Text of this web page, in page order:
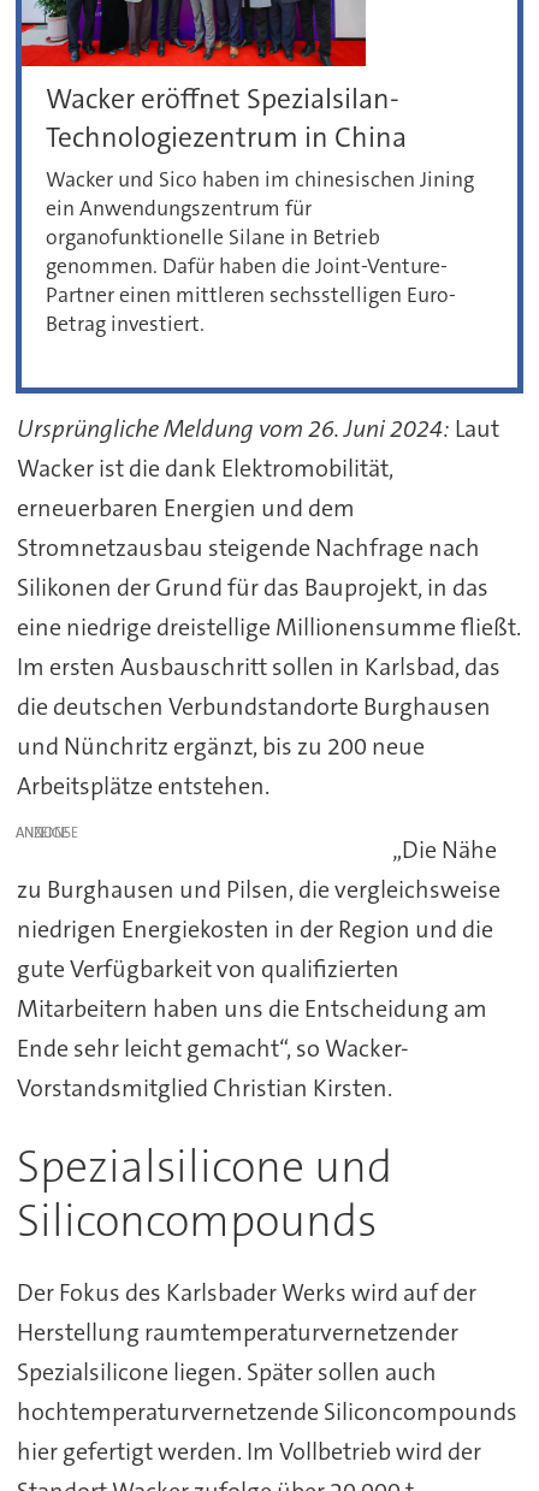
Wacker eröffnet Spezialsilan-
Technologiezentrum in China
Wacker und Sico haben im chinesischen Jining
ein Anwendungszentrum für
organofunktionelle Silane in Betrieb
genommen. Dafür haben die Joint-Venture-
Partner einen mittleren sechsstelligen Euro-
Betrag investiert.
Ursprüngliche Meldung vom 26. Juni 2024: Laut
Wacker ist die dank Elektromobilität,
erneuerbaren Energien und dem
Stromnetzausbau steigende Nachfrage nach
Silikonen der Grund für das Bauprojekt, in das
eine niedrige dreistellige Millionensumme fließt.
Im ersten Ausbauschritt sollen in Karlsbad, das
die deutschen Verbundstandorte Burghausen
und Nünchritz ergänzt, bis zu 200 neue
Arbeitsplätze entstehen.
ANZEIGE
„Die Nähe
zu Burghausen und Pilsen, die vergleichsweise
niedrigen Energiekosten in der Region und die
gute Verfügbarkeit von qualifizierten
Mitarbeitern haben uns die Entscheidung am
Ende sehr leicht gemacht“, so Wacker-
Vorstandsmitglied Christian Kirsten.
Spezialsilicone und
Siliconcompounds
Der Fokus des Karlsbader Werks wird auf der
Herstellung raumtemperaturvernetzender
Spezialsilicone liegen. Später sollen auch
hochtemperaturvernetzende Siliconcompounds
hier gefertigt werden. Im Vollbetrieb wird der